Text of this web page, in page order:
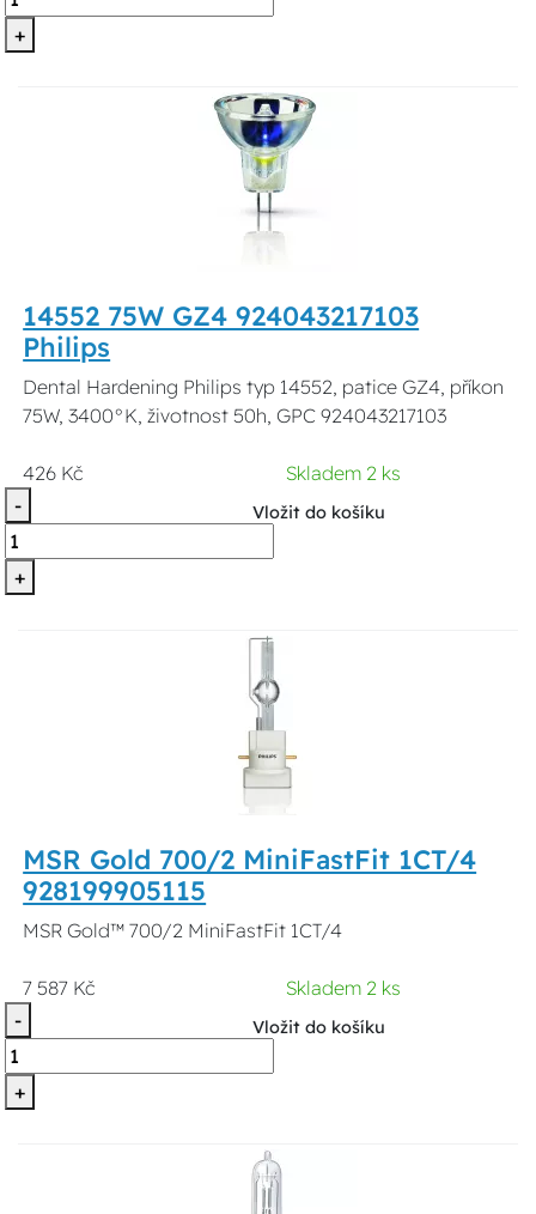
+
14552 75W GZ4 924043217103
Philips
Dental Hardening Philips typ 14552, patice GZ4, příkon
75W, 3400°K, životnost 50h, GPC 924043217103
426 Kč
Skladem 2 ks
-
+
Vložit do košíku
MSR Gold 700/2 MiniFastFit 1CT/4
928199905115
MSR Gold™ 700/2 MiniFastFit 1CT/4
7 587 Kč
Skladem 2 ks
-
+
Vložit do košíku